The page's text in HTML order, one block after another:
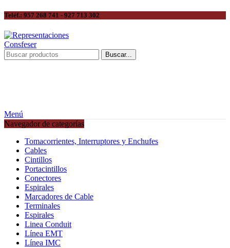
Teléf.: 957 268 741 - 927 713 302
Buscar...
Menú
Navegador de categorías
Tomacorrientes, Interruptores y Enchufes
Cables
Cintillos
Portacintillos
Conectores
Espirales
Marcadores de Cable
Terminales
Espirales
Linea Conduit
Línea EMT
Línea IMC